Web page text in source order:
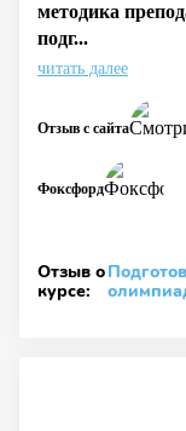
методика
подг...
читать далее
Фоксфорд
Отзыв с сайта
Отзыв о
курсе: